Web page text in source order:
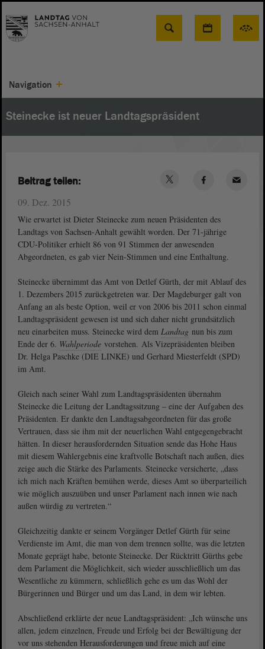
Suche
Navigation
Steinecke ist neuer Landtagspräsident
09. Dez. 2015
Wie erwartet ist Dieter Steinecke zum neuen Präsidenten des
Landtags von Sachsen-Anhalt gewählt worden. Der 71-jährige
CDU-Politiker erhielt 86 von 91 Stimmen der anwesenden
Abgeordneten, es gab vier Nein-Stimmen und eine Enthaltung.
Steinecke übernimmt das Amt von Detlef Gürth, der mit Ablauf des
1. Dezembers 2015 zurückgetreten war. Der Magdeburger galt von
Anfang an als beste Option, weil er von 2006 bis 2011 schon einmal
Landtagspräsident gewesen ist und sich daher nicht grundsätzlich
neu einarbeiten muss. Steinecke wird dem Landtag nun bis zum
Ende der 6. Wahlperiode vorstehen. Als Vizepräsidenten bleiben
Dr. Helga Paschke (DIE LINKE) und Gerhard Miesterfeldt (SPD)
im Amt.
Gleich nach seiner Wahl zum Landtagspräsidenten übernahm
Steinecke die Leitung der Landtagssitzung – eine der Aufgaben des
Präsidenten. Er dankte den Landtagsabgeordneten für das große
Vertrauen, dass sie ihm mit der neuerlichen Wahl entgegengebracht
hätten. In dieser herausfordernden Situation sende das Hohe Haus
mit diesem Wahlergebnis eine kraftvolle Botschaft nach außen, dies
zeige auch die Stärke des Parlaments. Steinecke versicherte, „dass
ich mich nach Kräften bemühen werde, dieses Amt so überparteilich
wie möglich auszuüben und unser Parlament nach innen wie nach
außen würdig zu vertreten.“
Gleichzeitig dankte er seinem Vorgänger Detlef Gürth für seine
Verdienste im Amt, die man von dem trennen sollte, was die letzten
Monate geprägt habe, betonte Steinecke. Der Rücktritt Gürths gebe
dem Parlament die Möglichkeit, sich wieder ausschließlich um das
Wesentliche zu kümmern, schließlich gehe es um das Wohl der
Bürgerinnen und Bürger und um das Land, in dem wir lebten.
Abschließend erklärte der neue Landtagspräsident: „Ich wünsche uns
allen, jedem einzelnen, Freude und Erfolg bei der Bewältigung der
vor uns stehenden Herausforderungen und freue mich auf eine
Beitrag teilen: